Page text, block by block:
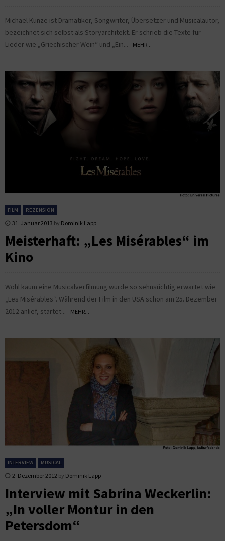
Michael Kunze ist Dramatiker, Songwriter, Übersetzer und Musicalautor,
bezeichnet sich selbst als Storyarchitekt. Er schrieb die Texte für
Lieder wie „Griechischer Wein“ und „Ein...
MEHR...
FILM REZENSION
31. Januar 2013 by Dominik Lapp
Meisterhaft: „Les Misérables“ im
Kino
Wohl kaum eine Musicalverfilmung wurde so sehnsüchtig erwartet wie
„Les Misérables“. Während der Film in den USA schon am 25. Dezember
2012 anlief, startet...
MEHR...
INTERVIEW MUSICAL
2. Dezember 2012 by Dominik Lapp
Interview mit Sabrina Weckerlin:
„In voller Montur in den
Petersdom“